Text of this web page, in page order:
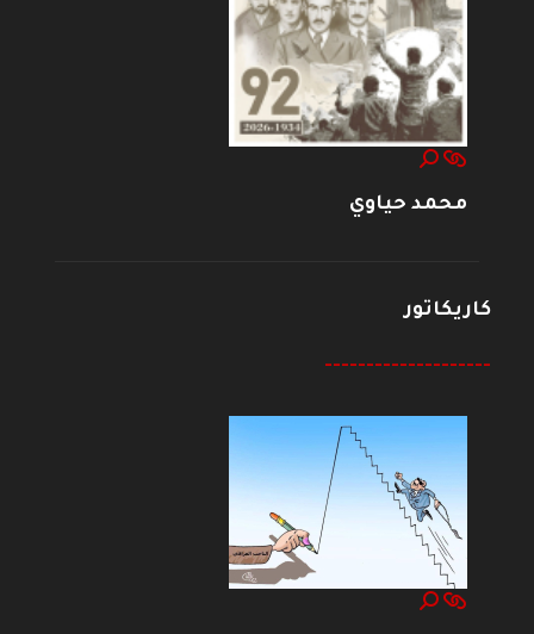
محمد حياوي
كاريكاتور
--------------------